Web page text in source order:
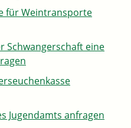
für Weintransporte
Schwangerschaft eine
Jugendamts anfragen